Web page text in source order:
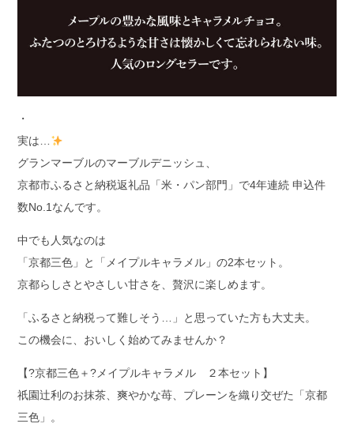
・
実は…
グランマーブルのマーブルデニッシュ、
京都市ふるさと納税返礼品「米・パン部門」で4年連続 申込件
数No.1なんです。
中でも人気なのは
「京都三色」と「メイプルキャラメル」の2本セット。
京都らしさとやさしい甘さを、贅沢に楽しめます。
「ふるさと納税って難しそう…」と思っていた方も大丈夫。
この機会に、おいしく始めてみませんか？
【?京都三色＋?メイプルキャラメル ２本セット】
祇園辻利のお抹茶、爽やかな苺、プレーンを織り交ぜた「京都
三色」。